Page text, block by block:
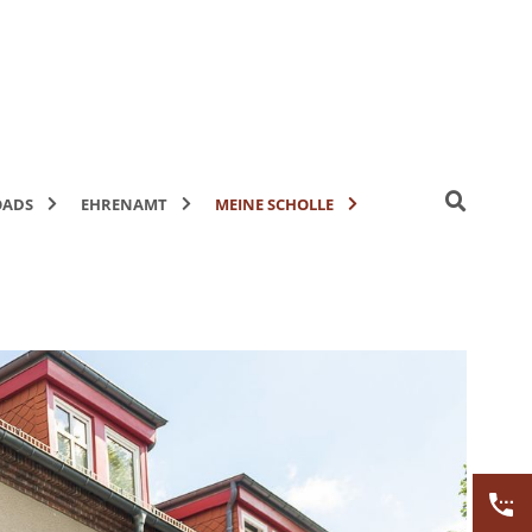
Ehrenamt
E-Mobilität FAQ
EHRENAMT MEINE SCHOLLE